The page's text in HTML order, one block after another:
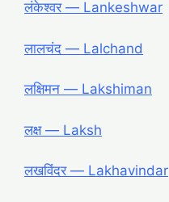
लंकेश्वर ― Lankeshwar
लालचंद ― Lalchand
लक्षिमन ― Lakshiman
लक्ष ― Laksh
लखविंदर ― Lakhavindar